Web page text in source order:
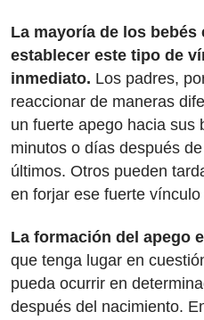
La mayoría de los
establecer este tipo de
inmediato. Los padres,
reaccionar de maneras
un fuerte apego hacia sus
minutos o días después
últimos. Otros pueden
en forjar ese fuerte vínculo
La formación del apego
que tenga lugar en
pueda ocurrir en
después del nacimiento.